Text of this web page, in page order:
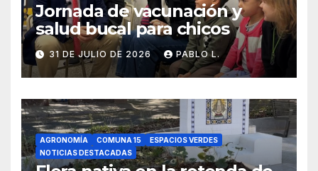
Jornada de vacunación y
salud bucal para chicos
31 DE JULIO DE 2026 PABLO L.
AGRONOMÍA COMUNA 15
ESPACIOS VERDES
NOTICIAS DESTACADAS